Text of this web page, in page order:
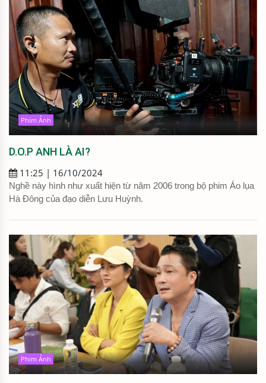
Phim Ảnh
D.O.P ANH LÀ AI?
11:25 | 16/10/2024
Nghề này hình như xuất hiện từ năm 2006 trong bộ phim Áo lụa
Hà Đông của đạo diễn Lưu Huỳnh.
Phim Ảnh